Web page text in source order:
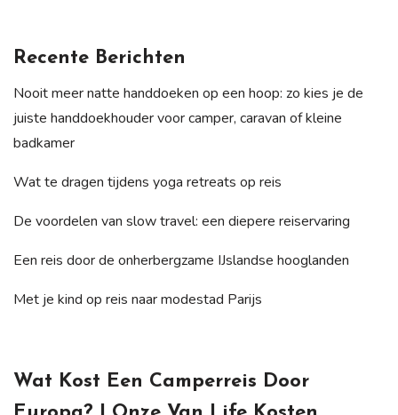
Recente Berichten
Nooit meer natte handdoeken op een hoop: zo kies je de
juiste handdoekhouder voor camper, caravan of kleine
badkamer
Wat te dragen tijdens yoga retreats op reis
De voordelen van slow travel: een diepere reiservaring
Een reis door de onherbergzame IJslandse hooglanden
Met je kind op reis naar modestad Parijs
Wat Kost Een Camperreis Door